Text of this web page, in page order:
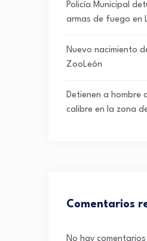
Policía Municipal
armas de fuego en
Nuevo nacimiento
ZooLeón
Detienen a hombre
calibre en la zona
Comentarios
No hay